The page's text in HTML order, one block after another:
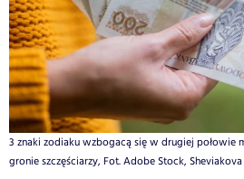
3 znaki zodiaku wzbogacą się w drugiej połowie
gronie szczęściarzy, Fot. Adobe Stock, Sheviakova